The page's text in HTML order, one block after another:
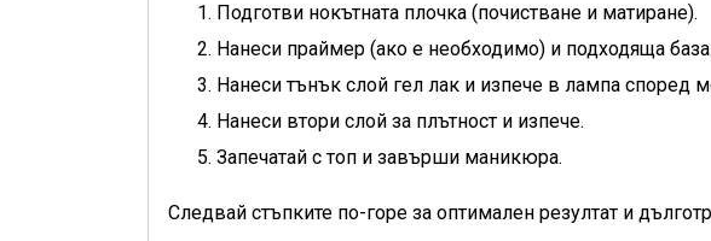
Подготви нокътната плочка (почистване и матиране).
Нанеси праймер (ако е необходимо) и подходяща база.
Нанеси тънък слой гел лак и изпече в лампа според
Нанеси втори слой за плътност и изпече.
Запечатай с топ и завърши маникюра.
Следвай стъпките по-горе за оптимален резултат и